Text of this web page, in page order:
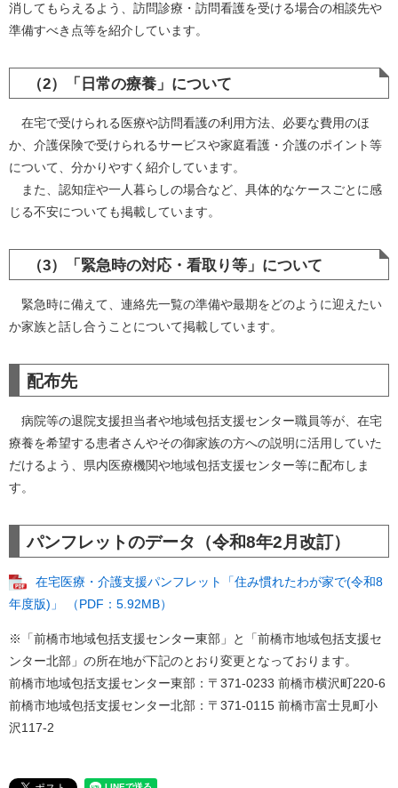
消してもらえるよう、訪問診療・訪問看護を受ける場合の相談先や
準備すべき点等を紹介しています。
（2）「日常の療養」について
在宅で受けられる医療や訪問看護の利用方法、必要な費用のほ
か、介護保険で受けられるサービスや家庭看護・介護のポイント等
について、分かりやすく紹介しています。
また、認知症や一人暮らしの場合など、具体的なケースごとに感
じる不安についても掲載しています。
（3）「緊急時の対応・看取り等」について
緊急時に備えて、連絡先一覧の準備や最期をどのように迎えたい
か家族と話し合うことについて掲載しています。
配布先
病院等の退院支援担当者や地域包括支援センター職員等が、在宅
療養を希望する患者さんやその御家族の方への説明に活用していた
だけるよう、県内医療機関や地域包括支援センター等に配布しま
す。
パンフレットのデータ（令和8年2月改訂）
在宅医療・介護支援パンフレット「住み慣れたわが家で(令和8
年度版)」 （PDF：5.92MB）
※「前橋市地域包括支援センター東部」と「前橋市地域包括支援セ
ンター北部」の所在地が下記のとおり変更となっております。
前橋市地域包括支援センター東部：〒371-0233 前橋市横沢町220-6
前橋市地域包括支援センター北部：〒371-0115 前橋市富士見町小
沢117-2